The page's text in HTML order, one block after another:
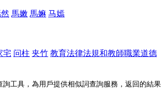
馬嫩 馬嫲 马嫣
宅 问柱 夹竹 教育法律法規和教師職業道德
詢工具，為用戶提供相似詞查詢服務，返回的結果